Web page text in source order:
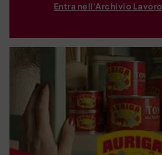
Entra nell'Archivio